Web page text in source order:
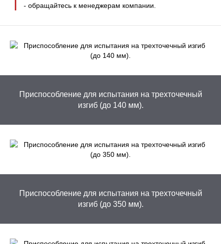
- обращайтесь к менеджерам компании.
Приспособление для испытания на трехточечный
изгиб (до 140 мм).
Приспособление для испытания на трехточечный
изгиб (до 350 мм).